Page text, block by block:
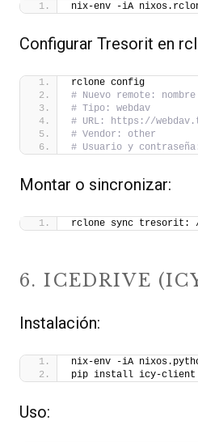
nix-env -iA
Configurar Tresorit en
rclone config
# Nuevo remote:
# Tipo: webdav
# URL: https://
# Vendor: other
# Usuario y
Montar o sincronizar:
rclone sync tresorit: /
6. ICEDRIVE
Instalación:
nix-env -iA
pip install icy-client
Uso: